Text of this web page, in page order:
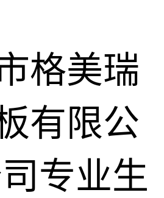
格美瑞
有限公
专业生